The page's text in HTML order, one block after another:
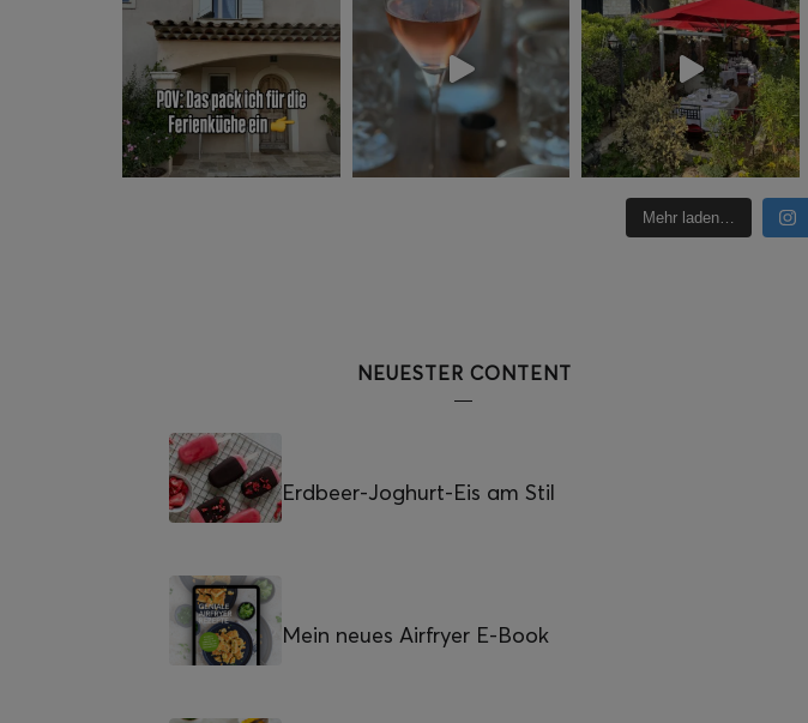
Mehr laden…
NEUESTER CONTENT
Erdbeer-Joghurt-Eis am Stil
Mein neues Airfryer E-Book